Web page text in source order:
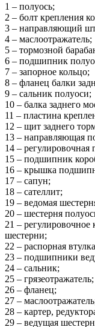
1 – полуось;
2 – болт крепления
3 – направляющий
4 – маслоотражатель;
5 – тормозной
6 – подшипник
7 – запорное кольцо;
8 – фланец балки
9 – сальник полуоси;
10 – балка заднего
11 – пластина
12 – щит заднего
13 – направляющая
14 – регулировочная
15 – подшипник
16 – крышка
17 – сапун;
18 – сателлит;
19 – ведомая
20 – шестерня
21 – регулировочное
шестерни;
22 – распорная
23 – подшипники
24 – сальник;
25 – грязеотражатель;
26 – фланец;
27 –
28 – картер,
29 – ведущая